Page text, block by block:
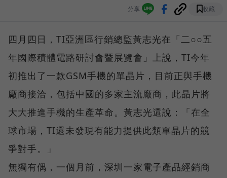
分享 收藏
四月四日，TI亞洲區行銷總監黃志光在「二○○五
年國際積體電路研討會暨展覽會」上說，TI今年
初推出了一款GSM手機的單晶片，目前正與手機
廠商接洽，包括中國的多家主流廠商，此晶片將
大大推進手機的生產革命。黃志光還說：「在全
球市場，TI還未發現有能力提供此類單晶片的競
爭對手。」
無獨有偶，一個月前，深圳一家電子產品經銷商